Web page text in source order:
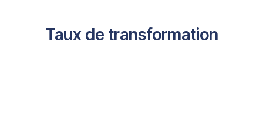
Taux de transformation